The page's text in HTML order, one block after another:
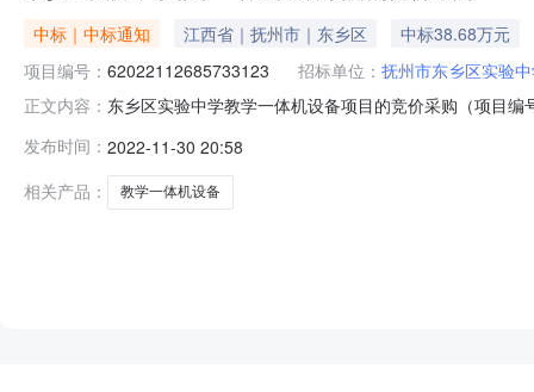
中标｜中标通知 江西省｜抚州市｜东乡区
中标38.68万元
项目编号： 62022112685733123 招标单位： 抚州市东乡区实验
正文内容： 东乡区实验中学教学一体机设备项目的竞价采购（项目
间：2022-11-2615:12-2022-11-3018:00二、采购单位
发布时间： 2022-11-30 20:58
相关产品：
教学一体机设备